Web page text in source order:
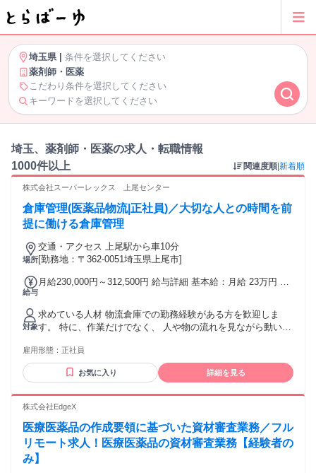
埼玉県| 条件を選択してください
薬剤師・医薬
こだわり条件を選択してください
キーワードを選択してください
埼玉、薬剤師・医薬の求人・転職情報
1000件以上
関連度順 新着順
株式会社スーパーレックス 上尾センター
倉庫管理(医薬品物流|正社員)／大切な人との時間を前
提に働ける倉庫管理
場所
交通・アクセス 上尾駅から車10分
[勤務地：〒362-0051埼玉県上尾市]
給与
月給230,000円～312,500円 給与詳細 基本給：月給 23万円 〜
払われる通勤・皆勤・家族手当金額：なし 全員に一律で支払
われるその他手当金額：なし ※経験・能力を考慮の上、決定
します。 ＊家族手当：配偶者／1万円、子／5000円（２名ま
で） ＊住宅手当：月6,000～12,000円 ＊通勤手当：実費（上
対象
求めている人材 物流倉庫での勤務経験がある方を歓迎しま
す。 特に、作業だけでなく、 人や物の流れを見ながら動いて
の方、 Excelの基本操作ができる方は活かせます。 管理業務
が中心のため、 「ずっと現場作業を続けるのは不安」という
方にも合います。 無理な働き方ではなく、 生活リズムを整え
る経験 ・倉庫管理 ・物流センター勤務 ・フォークリフト操
╭━━━━━━━━━━━╮ ★地元の方活躍中 ╰━━━━━
ｖ━━━━━╯ ・上尾駅 ・北上尾駅 ・指扇駅 ・西大宮駅 ・
上尾市 ・さいたま市 周辺エリアから通うスタッフが多数活躍
中！
雇用形態： 正社員
お気に入り 詳細を見る
株式会社EdgeX
医療医薬品の作成要領に基づいた資材審査業務／フル
リモート求人！医療医薬品の資材審査業務【経験者の
み】